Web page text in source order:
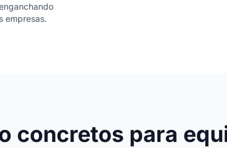
empresas.
concretos para